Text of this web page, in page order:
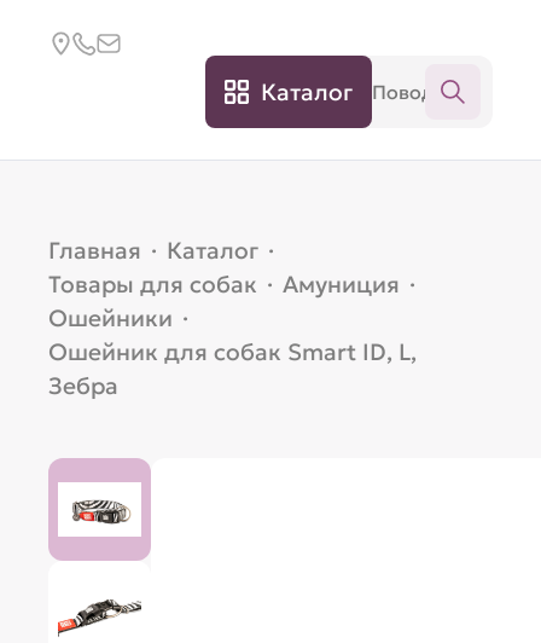
Каталог
Главная · Каталог ·
Товары для собак · Амуниция ·
Ошейники ·
Ошейник для собак Smart ID, L,
Зебра